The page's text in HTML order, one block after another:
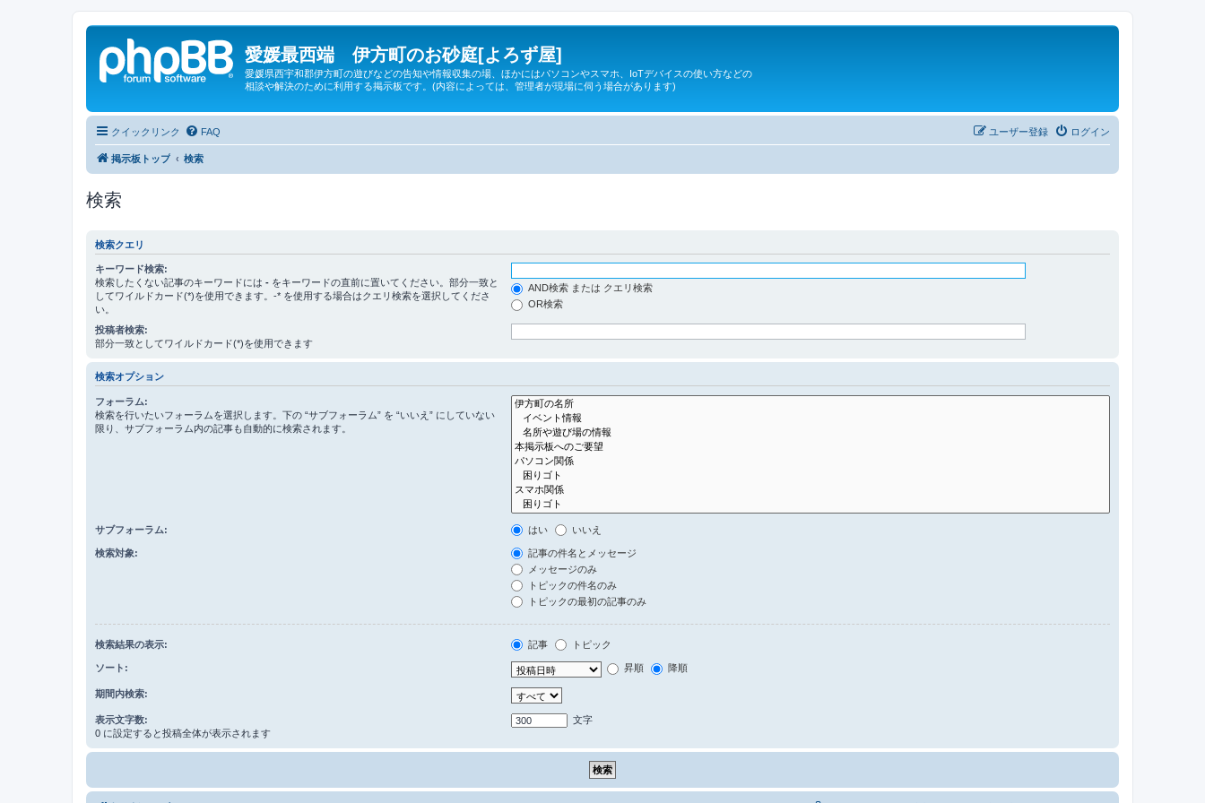
愛媛最西端 伊方町のお砂庭[よろず屋]
愛媛県西宇和郡伊方町の遊びなどの告知や情報収集の場、ほかにはパソコンやスマホ、IoTデバイスの使い方などの
相談や解決のために利用する掲示板です。(内容によっては、管理者が現場に伺う場合があります)
クイックリンク FAQ ログイン
ユーザー登録
掲示板トップ 検索
検索
検索クエリ
キーワード検索:
検索したくない記事のキーワードには - をキーワードの直前に置いてください。部分一致と
してワイルドカード(*)を使用できます。-* を使用する場合はクエリ検索を選択してくださ
い。
AND検索 または クエリ検索
OR検索
投稿者検索:
部分一致としてワイルドカード(*)を使用できます
検索オプション
フォーラム:
検索を行いたいフォーラムを選択します。下の “サブフォーラム” を “いいえ” にしていない
限り、サブフォーラム内の記事も自動的に検索されます。
サブフォーラム: はい いいえ
検索対象:
記事の件名とメッセージ
メッセージのみ
トピックの件名のみ
トピックの最初の記事のみ
検索結果の表示: 記事 トピック
ソート: 昇順 降順
期間内検索:
表示文字数:
0 に設定すると投稿全体が表示されます
文字